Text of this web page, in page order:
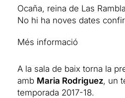
Ocaña, reina de Las
No hi ha noves dates
Més informació
A la sala de baix torna la
amb Maria Rodriguez, un
temporada 2017-18.